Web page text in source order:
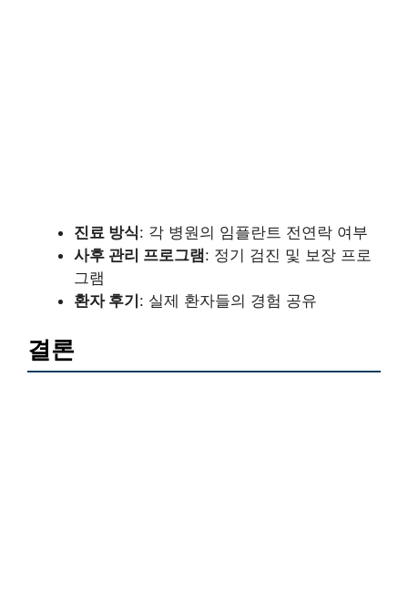
진료 방식: 각 병원의 임플란트 전연락 여부
사후 관리 프로그램: 정기 검진 및 보장 프로
그램
환자 후기 : 실제 환자들의 경험 공유
결론